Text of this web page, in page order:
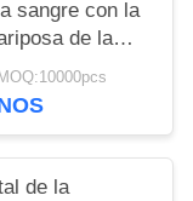
sangre con la
de la
sangre
de la